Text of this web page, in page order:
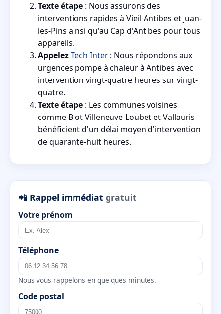
Texte étape : Nous assurons des
interventions rapides à Vieil Antibes et Juan-
les-Pins ainsi qu'au Cap d'Antibes pour tous
appareils.
AppelezTech Inter : Nous répondons aux
urgences pompe à chaleur à Antibes avec
intervention vingt-quatre heures sur vingt-
quatre.
Texte étape : Les communes voisines
comme Biot Villeneuve-Loubet et Vallauris
bénéficient d'un délai moyen d'intervention
de quarante-huit heures.
📲 Rappel immédiat gratuit
Votre prénom
Téléphone
Nous vous rappelons en quelques minutes.
Code postal